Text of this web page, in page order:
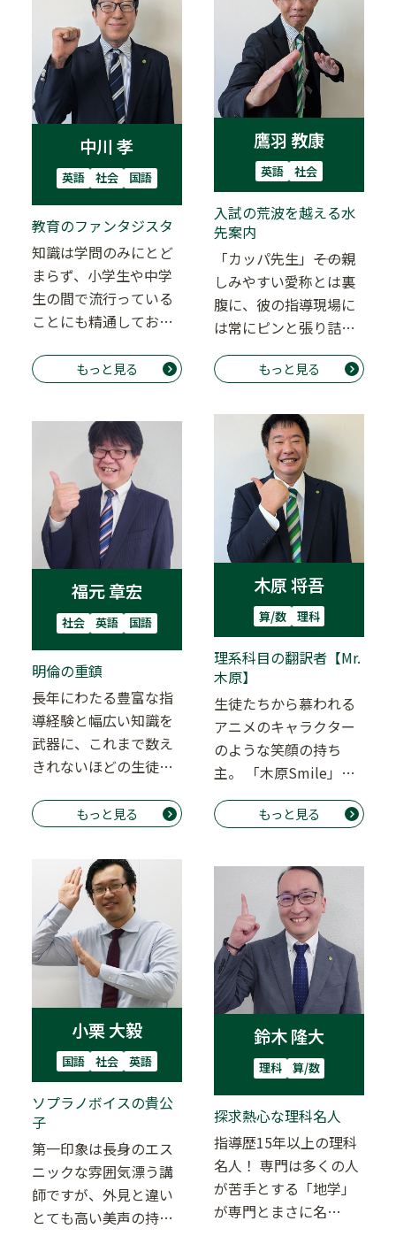
中川 孝
英語 社会 国語
教育のファンタジスタ
知識は学問のみにとど
まらず、小学生や中学
生の間で流行っている
ことにも精通してお
を引きつけることはお
手…
もっと見る
鷹羽 教康
英語 社会
入試の荒波を越える水
先案内
「カッパ先生」――その親
しみやすい愛称とは裏
腹に、彼の指導現場に
は常にピンと張り詰め
た緊張感と、生徒たち
の熱い眼差しがあ…
もっと見る
福元 章宏
社会 英語 国語
明倫の重鎮
長年にわたる豊富な指
導経験と幅広い知識を
武器に、これまで数え
きれないほどの生徒を
きた教育業界の重鎮・
もっと見る
木原 将吾
算/数 理科
理系科目の翻訳者【Mr.
木原】
生徒たちから慕われる
アニメのキャラクター
のような笑顔の持ち
主。 「木原Smile」に
今日も生徒はメロメロ
です。 ただ、締…
もっと見る
小栗 大毅
国語 社会 英語
ソプラノボイスの貴公
子
第一印象は長身のエス
ニックな雰囲気漂う講
師ですが、外見と違い
とても高い美声の持ち
鈴木 隆大
理科 算/数
探求熱心な理科名人
指導歴15年以上の理科
名人！ 専門は多くの人
が苦手とする「地学」
が専門とまさに名